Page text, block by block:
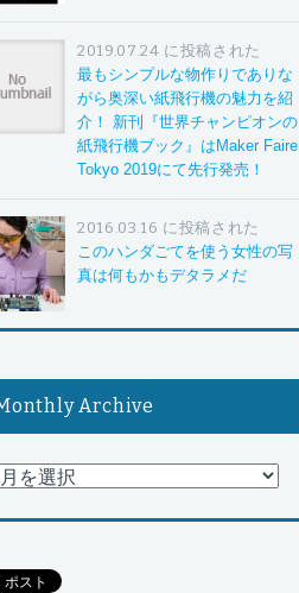
2019.07.24 に投稿された
最もシンプルな物作りでありな
がら奥深い紙飛行機の魅力を紹
介！ 新刊『世界チャンピオンの
紙飛行機ブック』はMaker Faire
Tokyo 2019にて先行発売！
2016.03.16 に投稿された
このハンダごてを使う女性の写
真は何もかもデタラメだ
Archive